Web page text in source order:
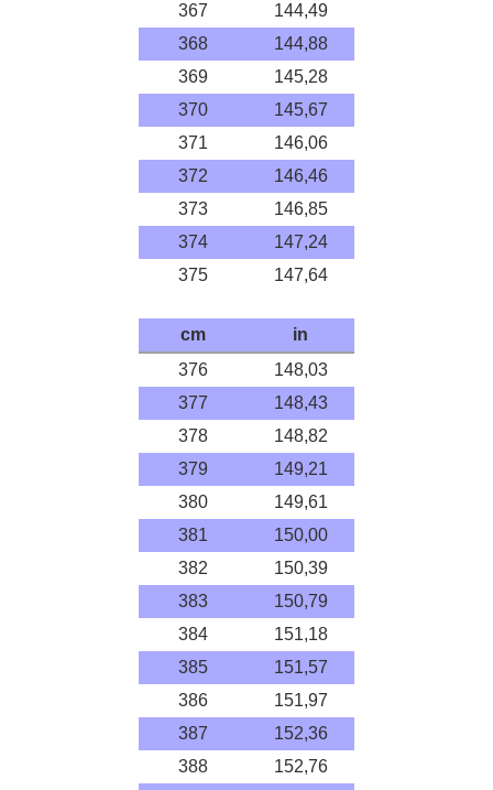
367
144,49
368
144,88
369
145,28
370
145,67
371
146,06
372
146,46
373
146,85
374
147,24
375
147,64
cm
in
376
148,03
377
148,43
378
148,82
379
149,21
380
149,61
381
150,00
382
150,39
383
150,79
384
151,18
385
151,57
386
151,97
387
152,36
388
152,76